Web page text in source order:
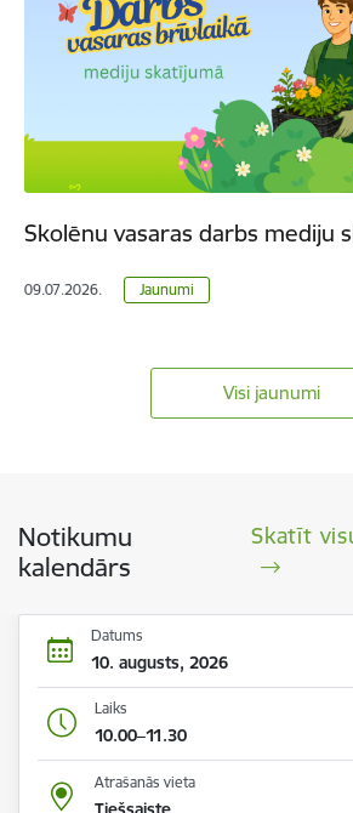
Skolēnu vasaras darbs mediju
09.07.2026. Jaunumi
Visi jaunumi
Notikumu
kalendārs
Skatīt
Datums
10. augusts, 2026
Laiks
10.00–11.30
Atrašanās vieta